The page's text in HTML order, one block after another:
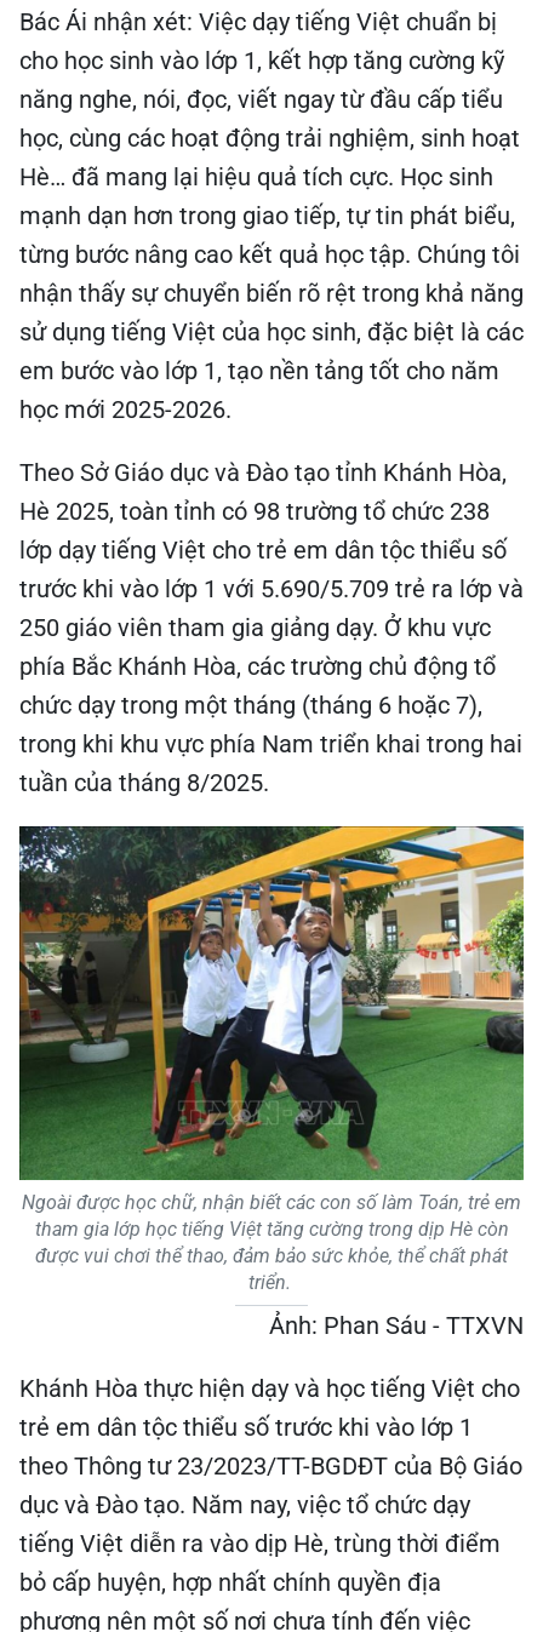
Bác Ái nhận xét: Việc dạy tiếng Việt chuẩn bị
cho học sinh vào lớp 1, kết hợp tăng cường kỹ
năng nghe, nói, đọc, viết ngay từ đầu cấp tiểu
học, cùng các hoạt động trải nghiệm, sinh hoạt
Hè… đã mang lại hiệu quả tích cực. Học sinh
mạnh dạn hơn trong giao tiếp, tự tin phát biểu,
từng bước nâng cao kết quả học tập. Chúng tôi
nhận thấy sự chuyển biến rõ rệt trong khả năng
sử dụng tiếng Việt của học sinh, đặc biệt là các
em bước vào lớp 1, tạo nền tảng tốt cho năm
học mới 2025-2026.
Theo Sở Giáo dục và Đào tạo tỉnh Khánh Hòa,
Hè 2025, toàn tỉnh có 98 trường tổ chức 238
lớp dạy tiếng Việt cho trẻ em dân tộc thiểu số
trước khi vào lớp 1 với 5.690/5.709 trẻ ra lớp và
250 giáo viên tham gia giảng dạy. Ở khu vực
phía Bắc Khánh Hòa, các trường chủ động tổ
chức dạy trong một tháng (tháng 6 hoặc 7),
trong khi khu vực phía Nam triển khai trong hai
tuần của tháng 8/2025.
Ngoài được học chữ, nhận biết các con số làm Toán, trẻ em
tham gia lớp học tiếng Việt tăng cường trong dịp Hè còn
được vui chơi thể thao, đảm bảo sức khỏe, thể chất phát
triển.
Ảnh: Phan Sáu - TTXVN
Khánh Hòa thực hiện dạy và học tiếng Việt cho
trẻ em dân tộc thiểu số trước khi vào lớp 1
theo Thông tư 23/2023/TT-BGDĐT của Bộ Giáo
dục và Đào tạo. Năm nay, việc tổ chức dạy
tiếng Việt diễn ra vào dịp Hè, trùng thời điểm
bỏ cấp huyện, hợp nhất chính quyền địa
phương nên một số nơi chưa tính đến việc